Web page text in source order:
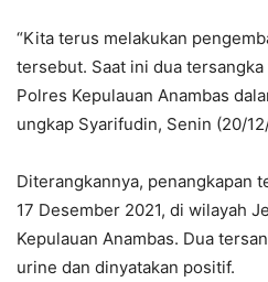
“Kita terus melakukan
tersebut. Saat ini dua
Polres Kepulauan Anambas
ungkap Syarifudin, Senin (20/
Diterangkannya, penangkapan
17 Desember 2021, di wilayah
Kepulauan Anambas. Dua
urine dan dinyatakan positif.